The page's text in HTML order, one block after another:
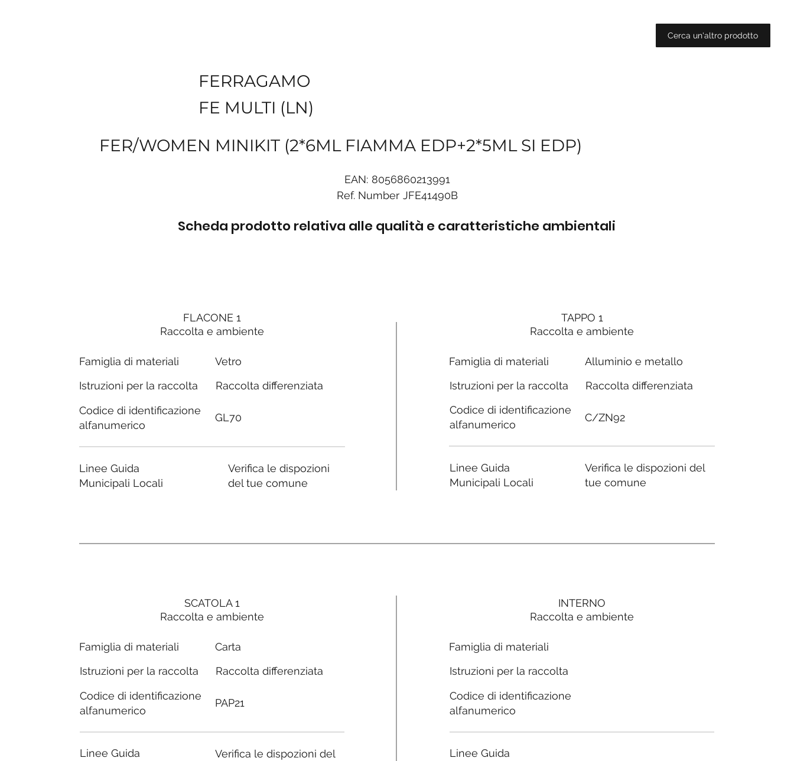
Cerca un'altro prodotto
FERRAGAMO
FE MULTI (LN)
FER/WOMEN MINIKIT (2*6ML FIAMMA EDP+2*5ML SI EDP)
EAN: 8056860213991
Ref. Number JFE41490B
Scheda prodotto relativa alle qualità e caratteristiche ambientali
FLACONE 1
Raccolta e ambiente
Famiglia di materiali
Istruzioni per la raccolta
Codice di identificazione
alfanumerico
Linee Guida
Municipali Locali
Vetro
Raccolta differenziata
GL70
Verifica le dispozioni
del tue comune
SCATOLA 1
Raccolta e ambiente
Famiglia di materiali
Istruzioni per la raccolta
Codice di identificazione
alfanumerico
Linee Guida
Carta
Raccolta differenziata
PAP21
Verifica le dispozioni del
TAPPO 1
Raccolta e ambiente
Famiglia di materiali
Istruzioni per la raccolta
Codice di identificazione
alfanumerico
Linee Guida
Municipali Locali
Alluminio e metallo
Raccolta differenziata
C/ZN92
Verifica le dispozioni del
tue comune
INTERNO
Raccolta e ambiente
Famiglia di materiali
Istruzioni per la raccolta
Codice di identificazione
alfanumerico
Linee Guida